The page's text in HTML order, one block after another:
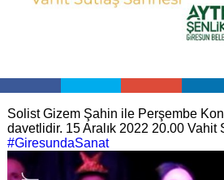
Solist Gizem Şahin ile Perşembe
davetlidir. 15 Aralık 2022 20.00 Vahit
#GiresundaSanat